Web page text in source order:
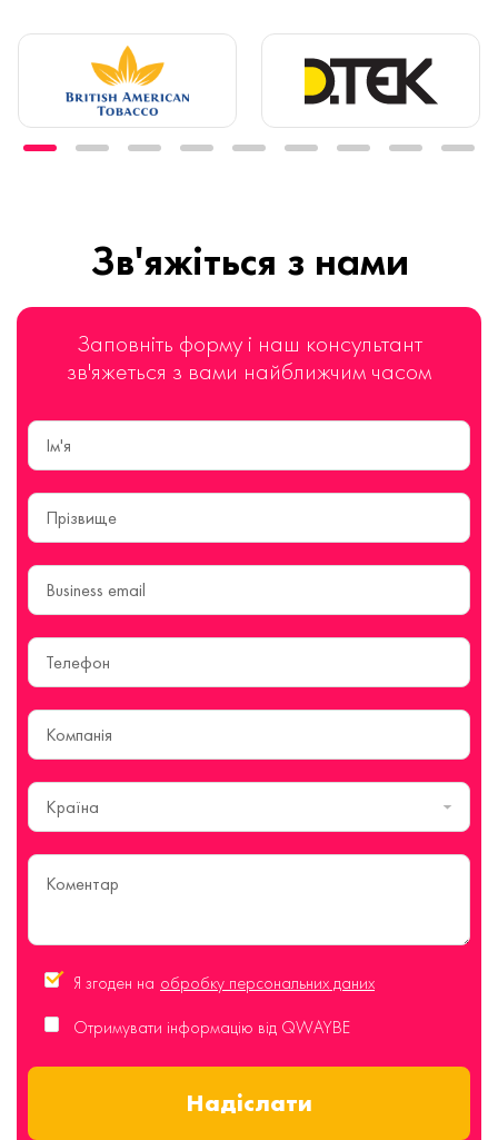
Зв'яжіться з нами
Заповніть форму і наш консультант
зв'яжеться з вами найближчим часом
Країна
Я згоден на обробку персональних даних
Отримувати інформацію від QWAYBE
Надіслати